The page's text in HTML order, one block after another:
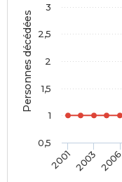
Personnes décédées
2001 2003 2006
0,5
1
1,5
2
2,5
3